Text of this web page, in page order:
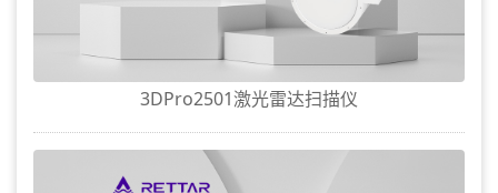
3DPro2501激光雷达扫描仪